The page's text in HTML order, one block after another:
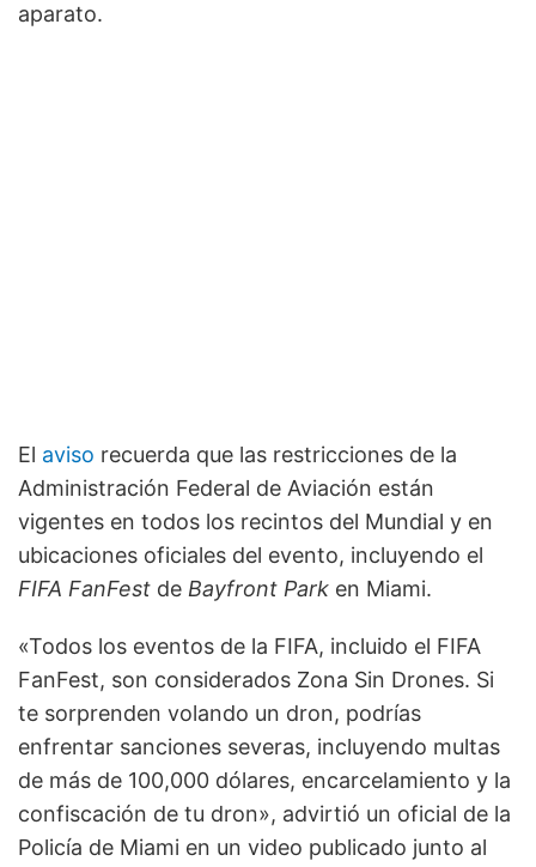
aparato.
El aviso recuerda que las restricciones de la
Administración Federal de Aviación están
vigentes en todos los recintos del Mundial y en
ubicaciones oficiales del evento, incluyendo el
FIFA FanFest de Bayfront Park en Miami.
«Todos los eventos de la FIFA, incluido el FIFA
FanFest, son considerados Zona Sin Drones. Si
te sorprenden volando un dron, podrías
enfrentar sanciones severas, incluyendo multas
de más de 100,000 dólares, encarcelamiento y la
confiscación de tu dron», advirtió un oficial de la
Policía de Miami en un video publicado junto al